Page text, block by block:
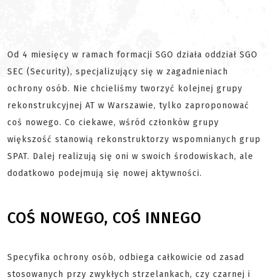
Od 4 miesięcy w ramach formacji SGO działa oddział SGO
SEC (Security), specjalizujący się w zagadnieniach
ochrony osób. Nie chcieliśmy tworzyć kolejnej grupy
rekonstrukcyjnej AT w Warszawie, tylko zaproponować
coś nowego. Co ciekawe, wśród członków grupy
większość stanowią rekonstruktorzy wspomnianych grup
SPAT. Dalej realizują się oni w swoich środowiskach, ale
dodatkowo podejmują się nowej aktywności.
COŚ NOWEGO, COŚ INNEGO
Specyfika ochrony osób, odbiega całkowicie od zasad
stosowanych przy zwykłych strzelankach, czy czarnej i